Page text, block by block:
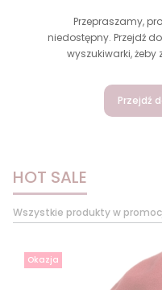
Przepraszamy,
niedostępny. Przejdź
wyszukiwarki, żeby
Przejdź
HOT SALE
Wszystkie produkty w
Okazja